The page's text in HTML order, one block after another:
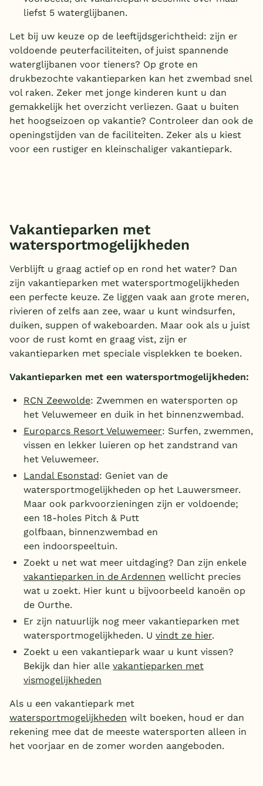
liefst 5 waterglijbanen.
Let bij uw keuze op de leeftijdsgerichtheid: zijn er
voldoende peuterfaciliteiten, of juist spannende
waterglijbanen voor tieners? Op grote en
drukbezochte vakantieparken kan het zwembad snel
vol raken. Zeker met jonge kinderen kunt u dan
gemakkelijk het overzicht verliezen. Gaat u buiten
het hoogseizoen op vakantie? Controleer dan ook de
openingstijden van de faciliteiten. Zeker als u kiest
voor een rustiger en kleinschaliger vakantiepark.
Vakantieparken met
watersportmogelijkheden
Verblijft u graag actief op en rond het water? Dan
zijn vakantieparken met watersportmogelijkheden
een perfecte keuze. Ze liggen vaak aan grote meren,
rivieren of zelfs aan zee, waar u kunt windsurfen,
duiken, suppen of wakeboarden. Maar ook als u juist
voor de rust komt en graag vist, zijn er
vakantieparken met speciale visplekken te boeken.
Vakantieparken met een watersportmogelijkheden:
RCN Zeewolde: Zwemmen en watersporten op
het Veluwemeer en duik in het binnenzwembad.
Europarcs Resort Veluwemeer: Surfen, zwemmen,
vissen en lekker luieren op het zandstrand van
het Veluwemeer.
Landal Esonstad: Geniet van de
watersportmogelijkheden op het Lauwersmeer.
Maar ook parkvoorzieningen zijn er voldoende;
een 18-holes Pitch & Putt
golfbaan, binnenzwembad en
een indoorspeeltuin.
Zoekt u net wat meer uitdaging? Dan zijn enkele
vakantieparken in de Ardennen wellicht precies
wat u zoekt. Hier kunt u bijvoorbeeld kanoën op
de Ourthe.
Er zijn natuurlijk nog meer vakantieparken met
watersportmogelijkheden. U vindt ze hier.
Zoekt u een vakantiepark waar u kunt vissen?
Bekijk dan hier alle vakantieparken met
vismogelijkheden
Als u een vakantiepark met
watersportmogelijkheden wilt boeken, houd er dan
rekening mee dat de meeste watersporten alleen in
het voorjaar en de zomer worden aangeboden.